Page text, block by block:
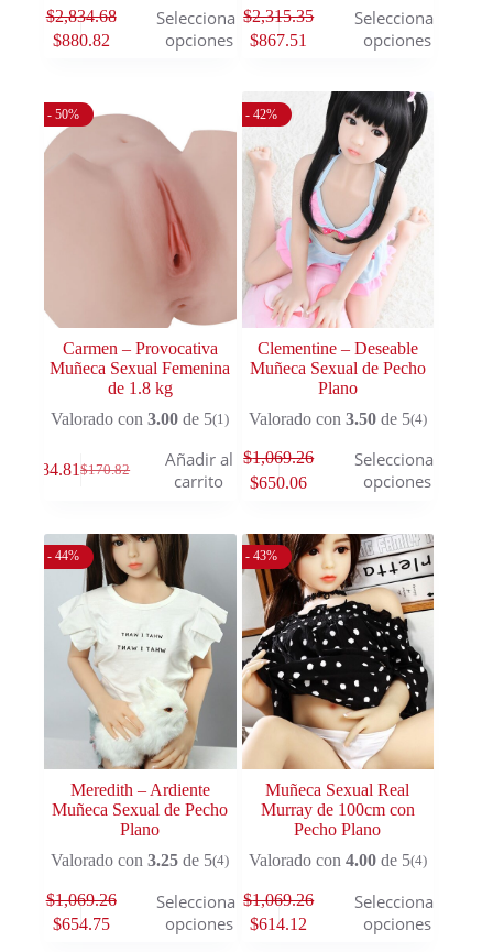
$2,834.68
$880.82
Seleccionar
opciones
$2,315.35
$867.51
Seleccionar
opciones
- 50%
Carmen – Provocativa
Muñeca Sexual Femenina
de 1.8 kg
Valorado con3.00 de 5(1)
$170.82
84.81
Añadir al
carrito
- 42%
Clementine – Deseable
Muñeca Sexual de Pecho
Plano
Valorado con 3.50de 5(4)
$1,069.26
$650.06
Seleccionar
opciones
- 44%
Meredith – Ardiente
Muñeca Sexual de Pecho
Plano
Valorado con3.25 de 5(4)
$1,069.26
$654.75
Seleccionar
opciones
- 43%
Muñeca Sexual Real
Murray de 100cm con
Pecho Plano
Valorado con 4.00de 5(4)
$1,069.26
$614.12
Seleccionar
opciones